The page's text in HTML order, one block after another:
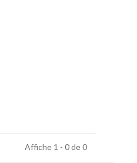
Affiche 1 - 0 de 0